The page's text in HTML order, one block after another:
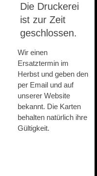
Die Druckerei
ist zur Zeit
geschlossen.
Wir einen
Ersatztermin im
Herbst und geben den
per Email und auf
unserer Website
bekannt. Die Karten
behalten natürlich ihre
Gültigkeit.